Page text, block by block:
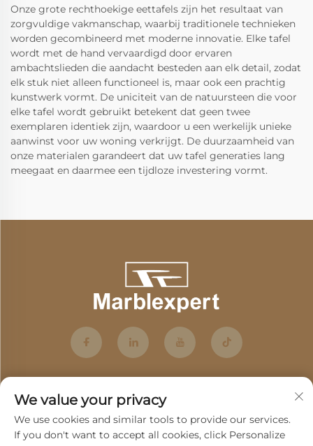
Onze grote rechthoekige eettafels zijn het resultaat van
zorgvuldige vakmanschap, waarbij traditionele technieken
worden gecombineerd met moderne innovatie. Elke tafel
wordt met de hand vervaardigd door ervaren
ambachtslieden die aandacht besteden aan elk detail, zodat
elk stuk niet alleen functioneel is, maar ook een prachtig
kunstwerk vormt. De uniciteit van de natuursteen die voor
elke tafel wordt gebruikt betekent dat geen twee
exemplaren identiek zijn, waardoor u een werkelijk unieke
aanwinst voor uw woning verkrijgt. De duurzaamheid van
onze materialen garandeert dat uw tafel generaties lang
meegaat en daarmee een tijdloze investering vormt.
We value your privacy
We use cookies and similar tools to provide our services.
If you don't want to accept all cookies, click Personalize